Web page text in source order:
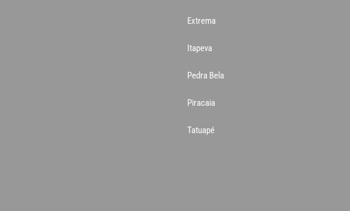
Extrema
Itapeva
Pedra Bela
Piracaia
Tatuapé